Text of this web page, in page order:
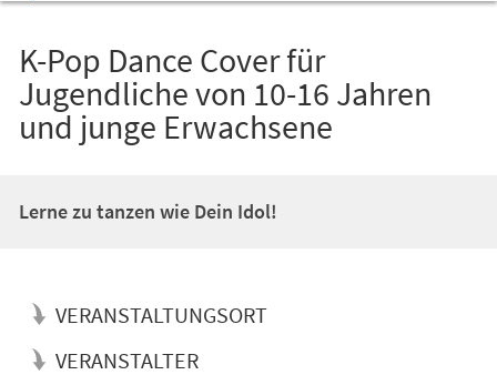
K-Pop Dance Cover für
Jugendliche von 10-16 Jahren
und junge Erwachsene
Lerne zu tanzen wie Dein Idol!
VERANSTALTUNGSORT
VERANSTALTER